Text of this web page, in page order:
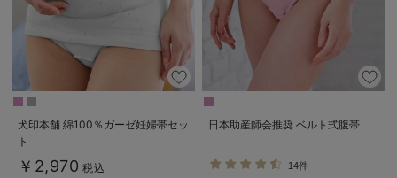
犬印本舗 綿100％ガーゼ妊婦帯セッ
ト
￥2,970 税込
日本助産師会推奨 ベルト式腹帯
14件